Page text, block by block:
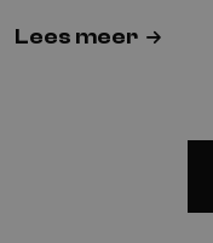
Lees meer